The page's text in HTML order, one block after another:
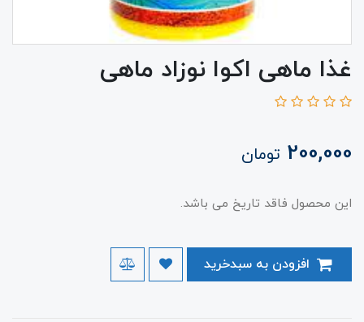
غذا ماهی اکوا نوزاد ماهی
200,000 تومان
این محصول فاقد تاریخ می باشد.